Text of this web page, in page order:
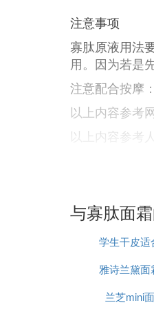
注意事项
寡肽原液用法
用。因为若是
注意配合按摩
以上内容参考
以上内容参考
Ⅳ 寡肽的
如寡肽成分的
寡肽能够推
补水效果;另
多的，如花
养修补肌肤
与寡肽面
学生干皮适
雅诗兰黛
兰芝mini